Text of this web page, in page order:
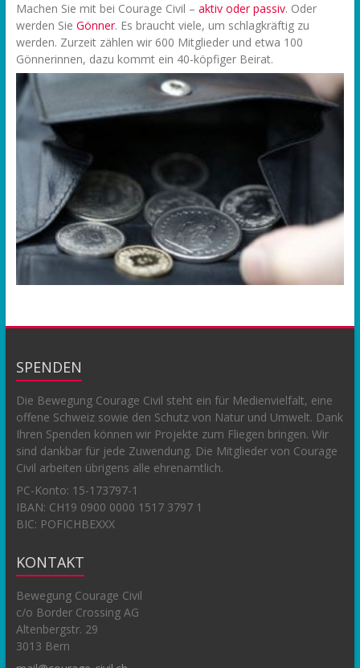
Machen Sie mit bei Courage Civil – aktiv oder passiv. Oder
werden Sie Gönner. Es braucht viele, um schlagkräftig zu
werden. Zurzeit zählen wir 600 Mitglieder und etwa 100
Gönnerinnen, dazu kommt ein 40-köpfiger Beirat.
SPENDEN
Die Bewegung Courage Civil steht ein für Medienvielfalt, eine
offene Schweiz sowie den Schutz von Natur und Umwelt. Dank
Ihren Spenden können wir Projekte zum Fliegen bringen. Wir
sind dankbar für jede Zuwendung. Die Mitglieder von Courage
Civil arbeiten übrigens alle ehrenamtlich.
PC-Konto: 15-173797-1
IBAN: CH19 0900 0000 1517 3797 1
BIC: POFICHBEXXX
KONTAKT
Bewegung Courage Civil
c/o Border Crossing AG
Altenbergstr. 29
3013 Bern